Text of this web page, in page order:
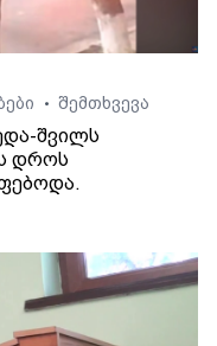
• შემთხვევა
შვილს
დროს